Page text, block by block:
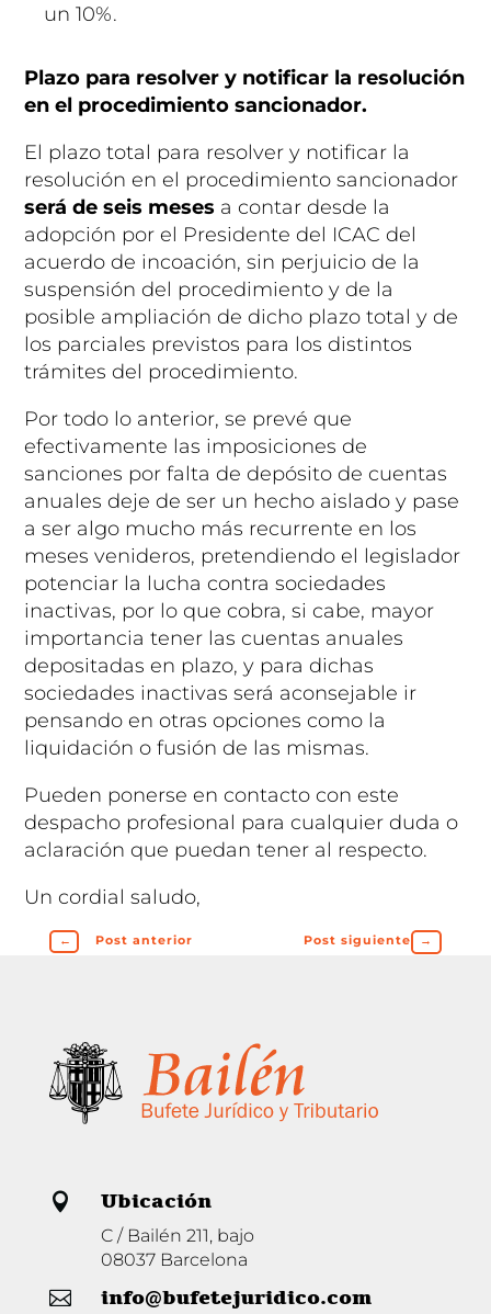
un 10%.
Plazo para resolver y notificar la resolución
en el procedimiento sancionador.
El plazo total para resolver y notificar la
resolución en el procedimiento sancionador
será de seis meses a contar desde la
adopción por el Presidente del ICAC del
acuerdo de incoación, sin perjuicio de la
suspensión del procedimiento y de la
posible ampliación de dicho plazo total y de
los parciales previstos para los distintos
trámites del procedimiento.
Por todo lo anterior, se prevé que
efectivamente las imposiciones de
sanciones por falta de depósito de cuentas
anuales deje de ser un hecho aislado y pase
a ser algo mucho más recurrente en los
meses venideros, pretendiendo el legislador
potenciar la lucha contra sociedades
inactivas, por lo que cobra, si cabe, mayor
importancia tener las cuentas anuales
depositadas en plazo, y para dichas
sociedades inactivas será aconsejable ir
pensando en otras opciones como la
liquidación o fusión de las mismas.
Pueden ponerse en contacto con este
despacho profesional para cualquier duda o
aclaración que puedan tener al respecto.
Un cordial saludo,
← Post anterior Post siguiente →
 Ubicación
C / Bailén 211, bajo
08037 Barcelona
 info@bufetejuridico.com